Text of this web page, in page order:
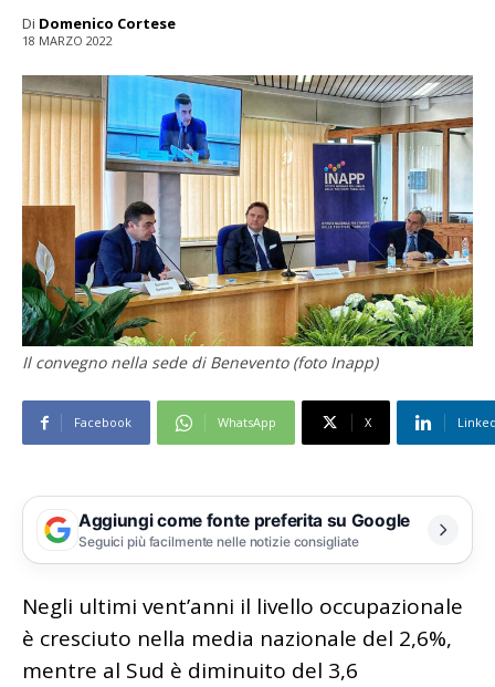
Di Domenico Cortese
18 MARZO 2022
Il convegno nella sede di Benevento (foto Inapp)
Facebook WhatsApp X
Aggiungi come fonte preferita su Google
Seguici più facilmente nelle notizie consigliate
Negli ultimi vent’anni il livello occupazionale
è cresciuto nella media nazionale del 2,6%,
mentre al Sud è diminuito del 3,6